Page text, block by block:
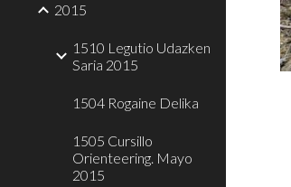
2015
1510 Legutio Udazken
Saria 2015
1504 Rogaine Delika
1505 Cursillo
Orienteering. Mayo
2015